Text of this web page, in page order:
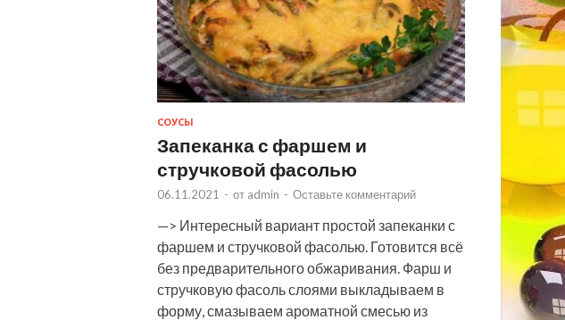
СОУСЫ
Запеканка с фаршем и
стручковой фасолью
06.11.2021 - от admin - Оставьте комментарий
—> Интересный вариант простой запеканки с
фаршем и стручковой фасолью. Готовится всё
без предварительного обжаривания. Фарш и
стручковую фасоль слоями выкладываем в
форму, смазываем ароматной смесью из